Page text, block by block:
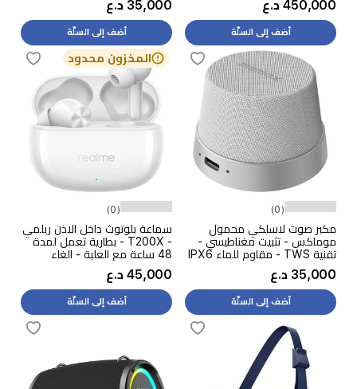
450,000 د.ع
أضف إلى السلّة
35,000 د.ع
أضف إلى السلّة
(0)
مكبر صوت لاسلكي محمول
موماكس - تثبيت مغناطيسي -
تقنية TWS - مقاوم للماء IPX6
- بطارية 12 ساعة - سلفر
35,000 د.ع
أضف إلى السلّة
المخزون محدود
(0)
سماعة بلوتوث داخل الاذن ريلمي
- T200X - بطارية تعمل لمدة
48 ساعة مع العلبة - الغاء
الضوضاء - ابيض
45,000 د.ع
أضف إلى السلّة